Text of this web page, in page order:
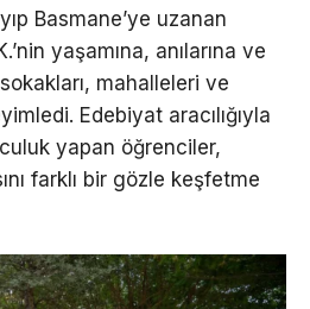
Basmane’ye uzanan
yaşamına, anılarına ve
mahalleleri ve
Edebiyat aracılığıyla
yapan öğrenciler,
farklı bir gözle keşfetme